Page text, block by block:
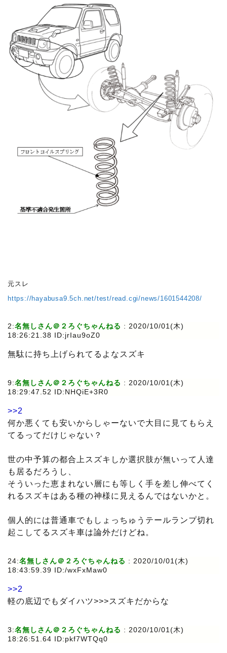
元スレ
https://hayabusa9.5ch.net/test/read.cgi/news/1601544208/
2:名無しさん＠２ろぐちゃんねる : 2020/10/01(木)
18:26:21.38 ID:jrIau9oZ0
無駄に持ち上げられてるよなスズキ
9:名無しさん＠２ろぐちゃんねる : 2020/10/01(木)
18:29:47.52 ID:NHQiE+3R0
>>2
何か悪くても安いからしゃーないで大目に見てもらえ
てるってだけじゃない？
世の中予算の都合上スズキしか選択肢が無いって人達
も居るだろうし、
そういった恵まれない層にも等しく手を差し伸べてく
れるスズキはある種の神様に見えるんではないかと。
個人的には普通車でもしょっちゅうテールランプ切れ
起こしてるスズキ車は論外だけどね。
24:名無しさん＠２ろぐちゃんねる : 2020/10/01(木)
18:43:59.39 ID:/wxFxMaw0
>>2
軽の底辺でもダイハツ>>>スズキだからな
3:名無しさん＠２ろぐちゃんねる : 2020/10/01(木)
18:26:51.64 ID:pkf7WTQq0